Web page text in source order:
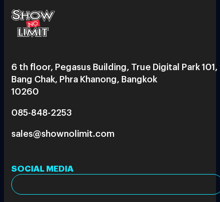
6 th floor, Pegasus Building, True Digital Park 101,
Bang Chak, Phra Khanong, Bangkok
10260
085-848-2253
sales@shownolimit.com
SOCIAL MEDIA